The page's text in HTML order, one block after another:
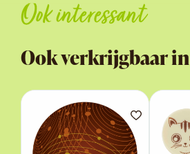
Ook interessant
Ook verkrijgbaar in